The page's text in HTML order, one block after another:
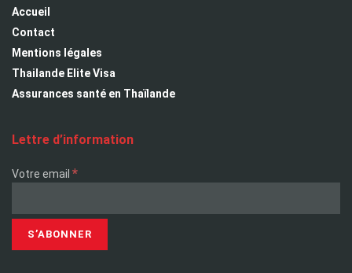
Accueil
Contact
Mentions légales
Thailande Elite Visa
Assurances santé en Thaïlande
Lettre d’information
Votre email *